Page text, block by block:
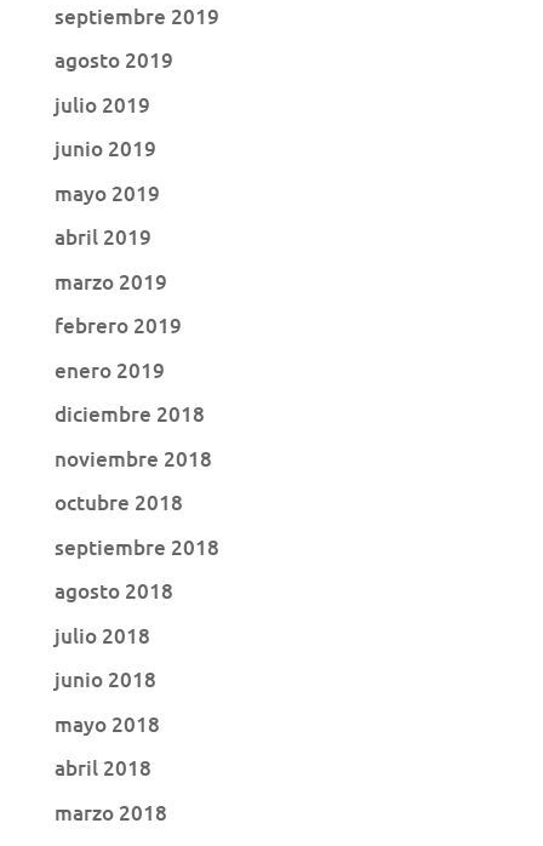
septiembre 2019
agosto 2019
julio 2019
junio 2019
mayo 2019
abril 2019
marzo 2019
febrero 2019
enero 2019
diciembre 2018
noviembre 2018
octubre 2018
septiembre 2018
agosto 2018
julio 2018
junio 2018
mayo 2018
abril 2018
marzo 2018